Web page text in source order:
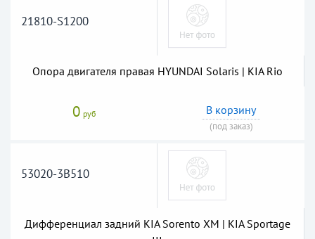
21810-S1200
Опора двигателя правая HYUNDAI Solaris | KIA Rio
0 руб В корзину
(под заказ)
53020-3B510
Дифференциал задний KIA Sorento XM | KIA Sportage